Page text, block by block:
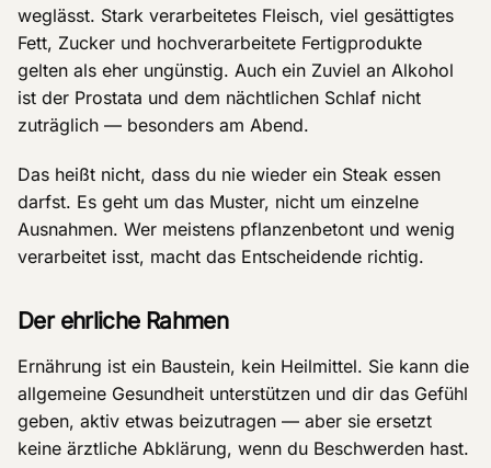
weglässt. Stark verarbeitetes Fleisch, viel gesättigtes
Fett, Zucker und hochverarbeitete Fertigprodukte
gelten als eher ungünstig. Auch ein Zuviel an Alkohol
ist der Prostata und dem nächtlichen Schlaf nicht
zuträglich — besonders am Abend.
Das heißt nicht, dass du nie wieder ein Steak essen
darfst. Es geht um das Muster, nicht um einzelne
Ausnahmen. Wer meistens pflanzenbetont und wenig
verarbeitet isst, macht das Entscheidende richtig.
Der ehrliche Rahmen
Ernährung ist ein Baustein, kein Heilmittel. Sie kann die
allgemeine Gesundheit unterstützen und dir das Gefühl
geben, aktiv etwas beizutragen — aber sie ersetzt
keine ärztliche Abklärung, wenn du Beschwerden hast.